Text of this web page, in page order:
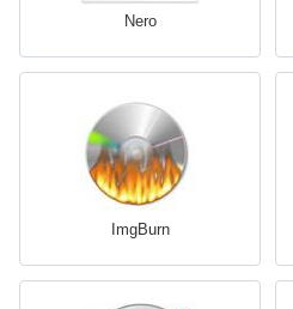
Nero
ImgBurn